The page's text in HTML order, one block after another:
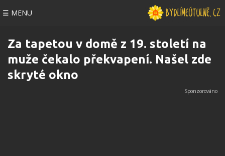
☰ MENU
Za tapetou v domě z 19. století na
muže čekalo překvapení. Našel zde
skryté okno